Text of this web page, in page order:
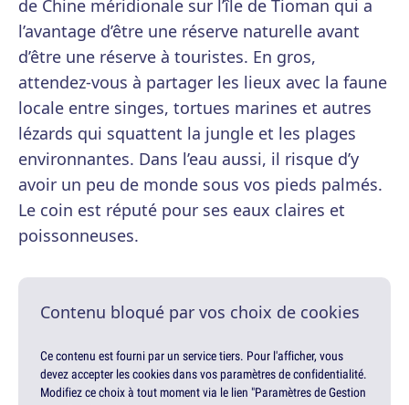
de Chine méridionale sur l’île de Tioman qui a
l’avantage d’être une réserve naturelle avant
d’être une réserve à touristes. En gros,
attendez-vous à partager les lieux avec la faune
locale entre singes, tortues marines et autres
lézards qui squattent la jungle et les plages
environnantes. Dans l’eau aussi, il risque d’y
avoir un peu de monde sous vos pieds palmés.
Le coin est réputé pour ses eaux claires et
poissonneuses.
Contenu bloqué par vos choix de cookies
Ce contenu est fourni par un service tiers. Pour l'afficher, vous
devez accepter les cookies dans vos paramètres de confidentialité.
Modifiez ce choix à tout moment via le lien "Paramètres de Gestion